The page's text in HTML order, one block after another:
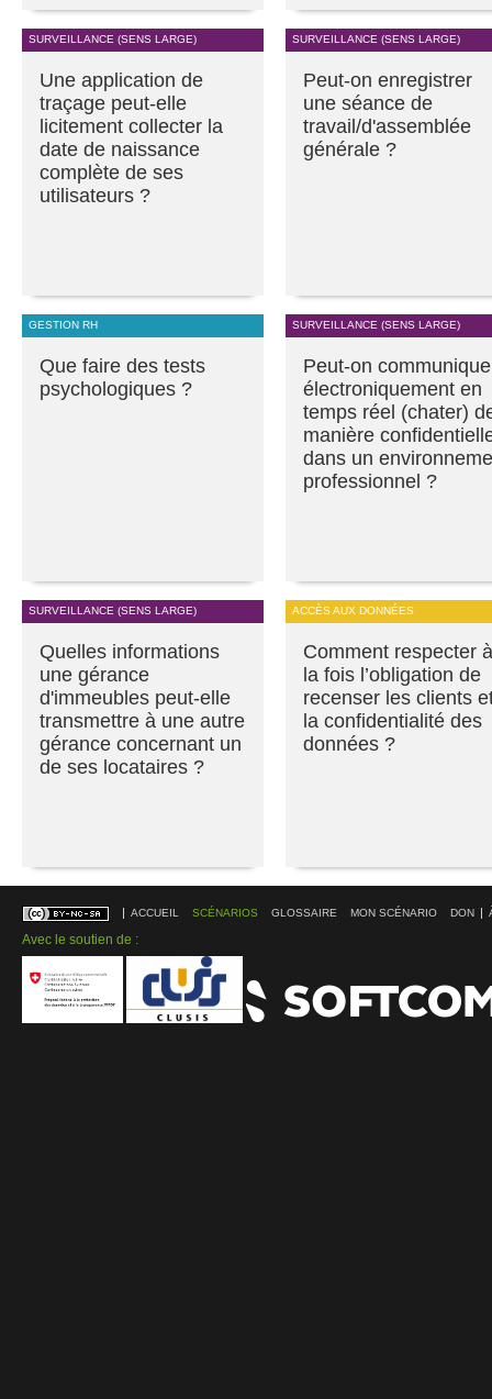
SURVEILLANCE (SENS LARGE)
Une application de
traçage peut-elle
licitement collecter la
date de naissance
complète de ses
utilisateurs ?
SURVEILLANCE (SENS LARGE)
Peut-on enregistrer
une séance de
travail/d'assemblée
générale ?
GESTION RH
Que faire des tests
psychologiques ?
SURVEILLANCE (SENS LARGE)
Peut-on
électroniquement en
temps réel (chater)
manière
dans un
professionnel ?
SURVEILLANCE (SENS LARGE)
Quelles informations
une gérance
d'immeubles peut-elle
transmettre à une autre
gérance concernant un
de ses locataires ?
ACCÈS AUX DONNÉES
Comment respecter à
la fois l’obligation de
recenser les clients
la confidentialité des
données ?
ACCUEIL SCÉNARIOS GLOSSAIRE MON SCÉNARIO DON
Avec le soutien de :